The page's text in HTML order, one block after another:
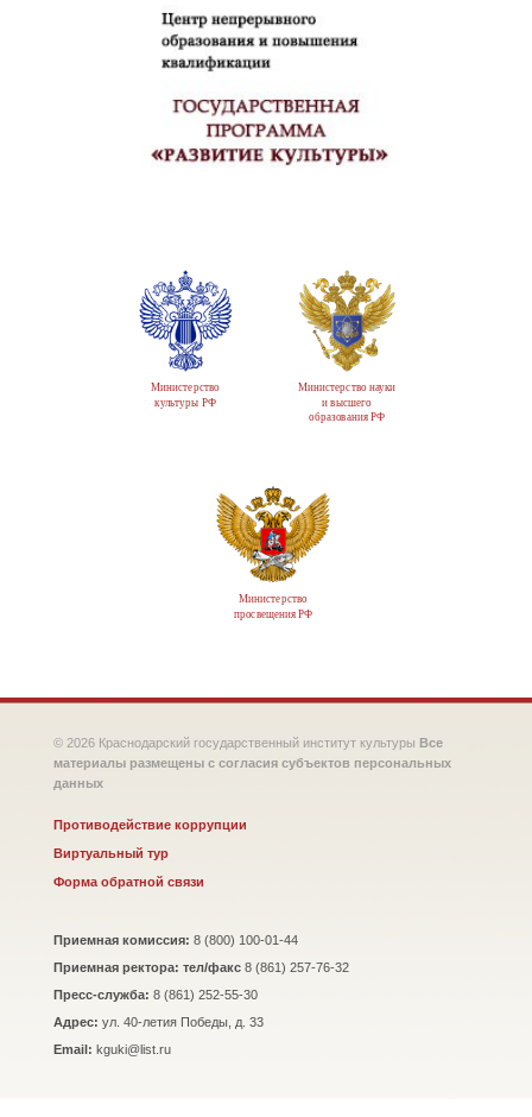
Министерство
культуры РФ
Министерство науки
и высшего
образования РФ
Министерство
просвещения РФ
© 2026 Краснодарский государственный институт культуры Все
материалы размещены с согласия субъектов персональных
данных
Противодействие коррупции
Виртуальный тур
Форма обратной связи
Приемная комиссия: 8 (800) 100-01-44
Приемная ректора: тел/факс 8 (861) 257-76-32
Пресс-служба: 8 (861) 252-55-30
Адрес: ул. 40-летия Победы, д. 33
Email: kguki@list.ru